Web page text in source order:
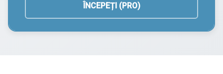
ÎNCEPEȚI (PRO)